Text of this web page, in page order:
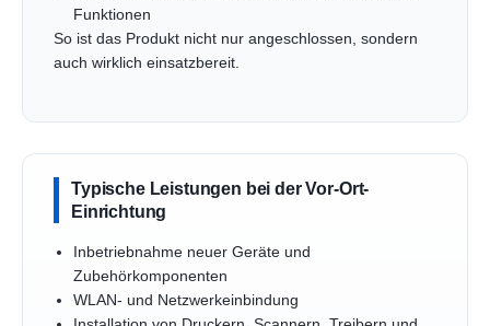
Funktionen
So ist das Produkt nicht nur angeschlossen, sondern
auch wirklich einsatzbereit.
Typische Leistungen bei der Vor-Ort-
Einrichtung
Inbetriebnahme neuer Geräte und
Zubehörkomponenten
WLAN- und Netzwerkeinbindung